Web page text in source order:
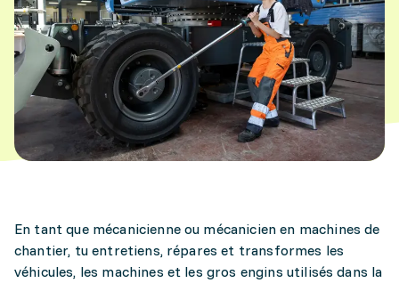
En tant que mécanicienne ou mécanicien en machines de
chantier, tu entretiens, répares et transformes les
véhicules, les machines et les gros engins utilisés dans la